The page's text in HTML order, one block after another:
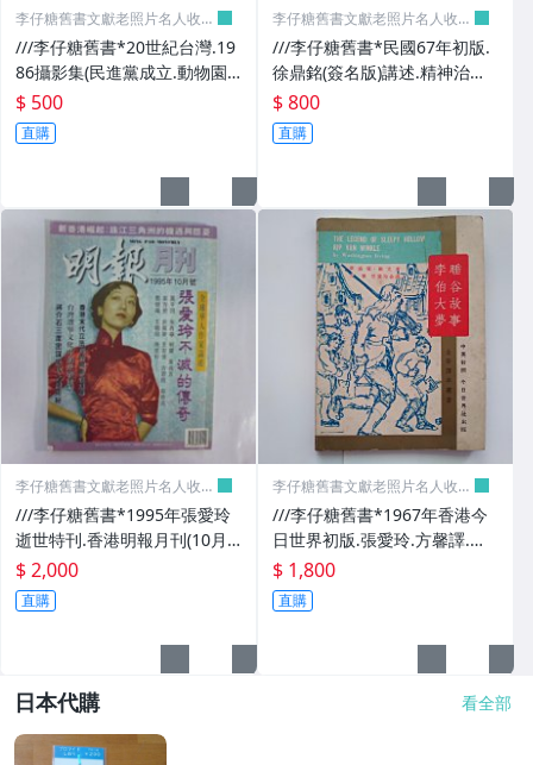
李仔糖舊書文獻老照片名人收藏
///李仔糖舊書*20世紀台灣.19
86攝影集(民進黨成立.動物園
喬遷)(k507)
$ 500
直購
李仔糖舊書文獻老照片名人收藏
///李仔糖舊書*民國67年初版.
徐鼎銘(簽名版)講述.精神治療
研究獎座(精神催眠等)(k372)
$ 800
直購
李仔糖舊書文獻老照片名人收藏
///李仔糖舊書*1995年張愛玲
逝世特刊.香港明報月刊(10月
號)(k323)
$ 2,000
直購
李仔糖舊書文獻老照片名人收藏
///李仔糖舊書*1967年香港今
日世界初版.張愛玲.方馨譯.睡
谷故事.李伯大夢(k338)
$ 1,800
直購
日本代購 看全部